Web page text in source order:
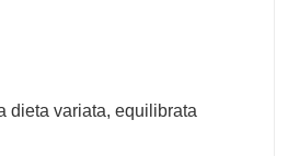
dieta variata, equilibrata